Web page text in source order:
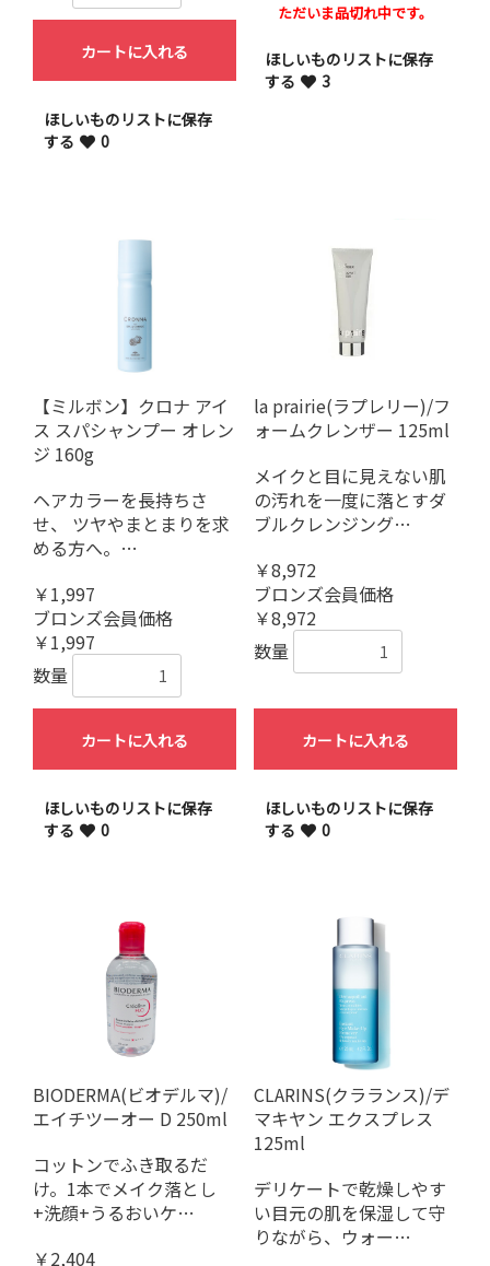
カートに入れる
ほしいものリストに保存
する
0
ただいま品切れ中です。
ほしいものリストに保存
する
3
【ミルボン】クロナ アイ
ス スパシャンプー オレン
ジ 160g
ヘアカラーを長持ちさ
せ、 ツヤやまとまりを求
める方へ。…
￥1,997
ブロンズ会員価格
￥1,997
数量
カートに入れる
ほしいものリストに保存
する
0
la prairie(ラプレリー)/フ
ォームクレンザー 125ml
メイクと目に見えない肌
の汚れを一度に落とすダ
ブルクレンジング…
￥8,972
ブロンズ会員価格
￥8,972
数量
カートに入れる
ほしいものリストに保存
する
0
BIODERMA(ビオデルマ)/
エイチツーオー D 250ml
コットンでふき取るだ
け。1本でメイク落とし
+洗顔+うるおいケ…
￥2,404
CLARINS(クラランス)/デ
マキヤン エクスプレス
125ml
デリケートで乾燥しやす
い目元の肌を保湿して守
りながら、ウォー…